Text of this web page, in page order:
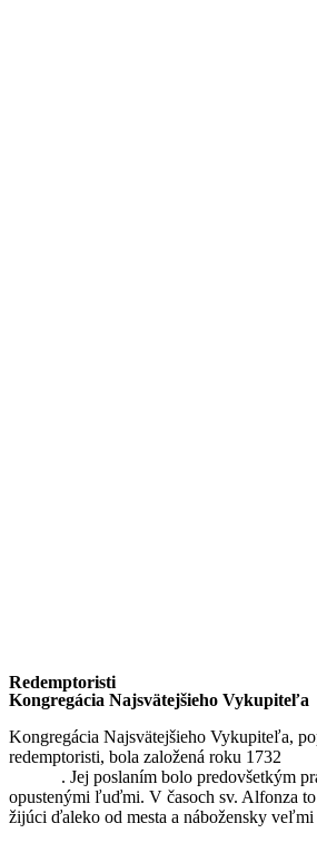
Redemptoristi
Kongregácia Najsvätejšieho Vykupiteľa
Kongregácia Najsvätejšieho Vykupiteľa,
redemptoristi, bola založená roku 1732
. Jej poslaním bolo predovšetkým
opustenými ľuďmi. V časoch sv. Alfonza
žijúci ďaleko od mesta a nábožensky veľmi